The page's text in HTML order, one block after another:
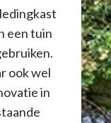
een tuin
ook wel
in